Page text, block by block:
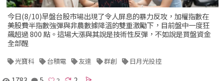
今日(8/10)早盤台股市場出現了令人屏息的暴力反攻，加權指數在
美股費半指數強彈與非農數據降溫的雙重激勵下，目前盤中一度狂
飆超過 800 點。這場大漲與其說是技術性反彈，不如說是買盤資金
全部醒
光寶科 台積電 友達 群創 日月光投控